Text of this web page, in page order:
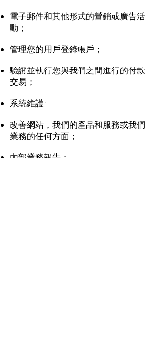
電子郵件和其他形式的營銷或廣告活
動；
管理您的用戶登錄帳戶；
驗證並執行您與我們之間進行的付款
交易；
系統維​​護;
改善網站，我們的產品和服務或我們
業務的任何方面；
內部業務報告；